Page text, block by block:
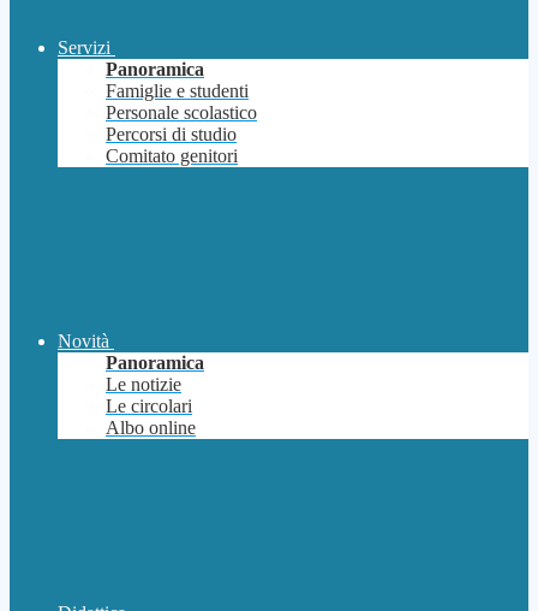
Servizi
Panoramica
Famiglie e studenti
Personale scolastico
Percorsi di studio
Comitato genitori
Novità
Panoramica
Le notizie
Le circolari
Albo online